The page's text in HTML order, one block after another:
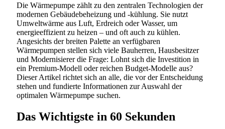
Die Wärmepumpe zählt zu den zentralen Technologien der
modernen Gebäudebeheizung und -kühlung. Sie nutzt
Umweltwärme aus Luft, Erdreich oder Wasser, um
energieeffizient zu heizen – und oft auch zu kühlen.
Angesichts der breiten Palette an verfügbaren
Wärmepumpen stellen sich viele Bauherren, Hausbesitzer
und Modernisierer die Frage: Lohnt sich die Investition in
ein Premium-Modell oder reichen Budget-Modelle aus?
Dieser Artikel richtet sich an alle, die vor der Entscheidung
stehen und fundierte Informationen zur Auswahl der
optimalen Wärmepumpe suchen.
Das Wichtigste in 60 Sekunden